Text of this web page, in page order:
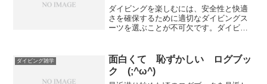
ダイビングを楽しむには、安全性と快適
さを確保するために適切なダイビングス
ーツを選ぶことが不可欠です。ダイビン
す。今回は、ダイビングスーツの種類と
その選び方について詳しく...
ダイビング雑学
面白くて 恥ずかしい ログブッ
ク (;^ω^)